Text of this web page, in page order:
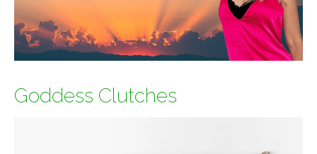
Goddess Clutches